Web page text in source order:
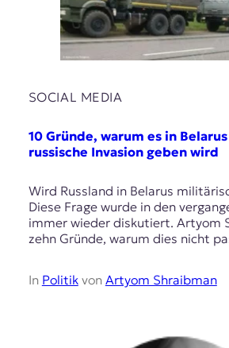
SOCIAL MEDIA
10 Gründe, warum es in
russische Invasion geben wird
Wird Russland in Belarus
Diese Frage wurde in den
immer wieder diskutiert. Artyom
zehn Gründe, warum dies nicht
In Politikvon Artyom Shraibman